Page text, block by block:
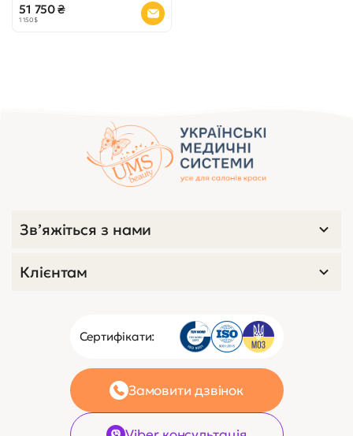
51 750 ₴
1 150 $
Сертифікати:
Замовити дзвінок
Зв’яжіться з нами
Клієнтам